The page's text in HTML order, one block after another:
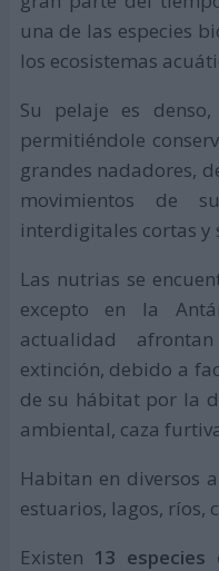
una de las especies
los ecosistemas
Su pelaje es
permitiéndole
grandes nadadores,
movimientos de
interdigitales cortas y
Las nutrias se
excepto en la
actualidad
extinción, debido a
de su hábitat por la
ambiental, caza
Habitan en diversos
estuarios, lagos, ríos,
Existen 13 especies